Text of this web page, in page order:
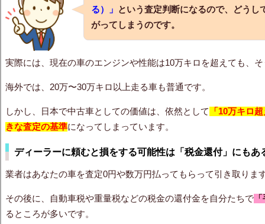
る）」
という査定判断になるので、どうし
がってしまうのです。
実際には、現在の車のエンジンや性能は10万キロを超えても、
海外では、20万〜30万キロ以上走る車も普通です。
しかし、日本で中古車としての価値は、依然として 「 10万キロ
きな査定の基準になってしまっています。
ディーラーに頼むと損をする可能性は「税金還付」にもあ
業者はあなたの車を査定0円や数万円払ってもらって引き取りま
その後に、自動車税や重量税などの税金の還付金を自分たちで「
るところが多いです。